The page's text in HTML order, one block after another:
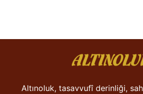
Altınoluk, tasavvufî derinliği,